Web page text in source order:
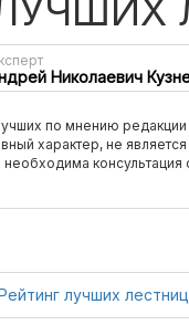
Николаевич
по мнению
характер, не
необходима консультация
лучших